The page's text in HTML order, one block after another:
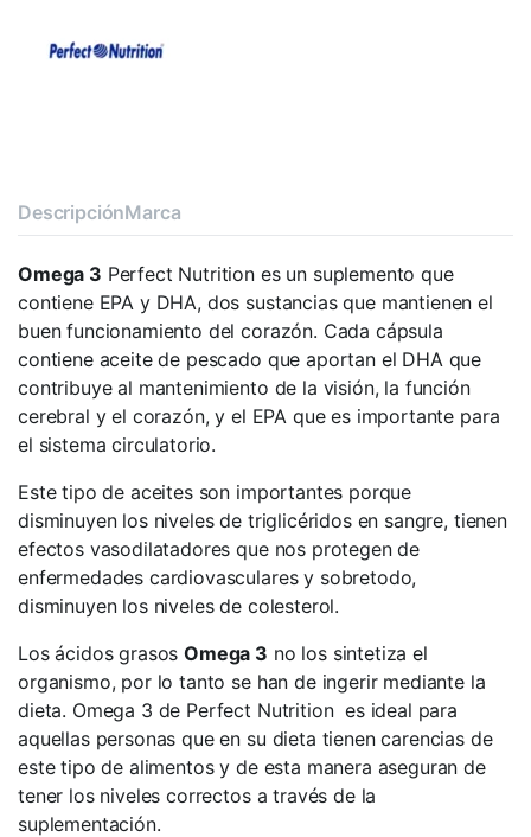
DescripciónMarca
Omega 3 Perfect Nutrition es un suplemento que
contiene EPA y DHA, dos sustancias que mantienen el
buen funcionamiento del corazón. Cada cápsula
contiene aceite de pescado que aportan el DHA que
contribuye al mantenimiento de la visión, la función
cerebral y el corazón, y el EPA que es importante para
el sistema circulatorio.
Este tipo de aceites son importantes porque
disminuyen los niveles de triglicéridos en sangre, tienen
efectos vasodilatadores que nos protegen de
enfermedades cardiovasculares y sobretodo,
disminuyen los niveles de colesterol.
Los ácidos grasosOmega 3 no los sintetiza el
organismo, por lo tanto se han de ingerir mediante la
dieta. Omega 3 de Perfect Nutrition es ideal para
aquellas personas que en su dieta tienen carencias de
este tipo de alimentos y de esta manera aseguran de
tener los niveles correctos a través de la
suplementación.